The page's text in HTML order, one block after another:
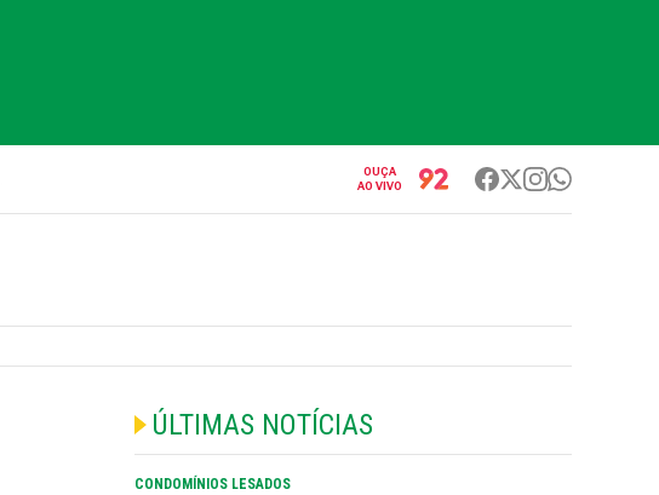
OUÇA
AO VIVO
ÚLTIMAS NOTÍCIAS
CONDOMÍNIOS LESADOS